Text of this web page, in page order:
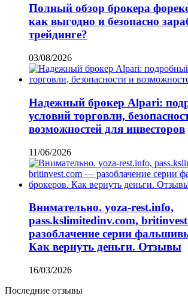
Полный обзор брокера
как выгодно и безопасно
трейдинге?
03/08/2026
Надежный брокер Alpari:
условий торговли,
возможностей для инвесторов
11/06/2026
Внимательно. yoza-rest.info,
pass.kslimitedinv.com,
разоблачение серии
Как вернуть деньги. Отзывы
16/03/2026
Последние отзывы